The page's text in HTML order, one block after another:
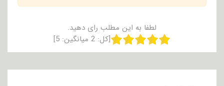
لطفا به این مطلب رای دهید.
[کل: 2 میانگین: 5
]